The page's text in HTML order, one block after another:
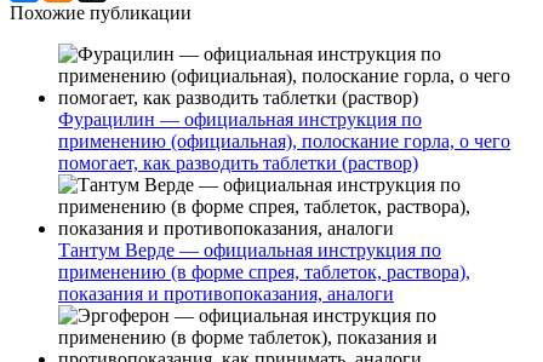
Похожие публикации
Фурацилин — официальная инструкция по
применению (официальная), полоскание горла, о чего
помогает, как разводить таблетки (раствор)
Тантум Верде — официальная инструкция по
применению (в форме спрея, таблеток, раствора),
показания и противопоказания, аналоги